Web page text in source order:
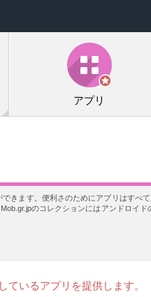
アプリ
きます。便利さのためにアプリはすべ
のコレクションにはアンドロイド
いるアプリを提供します。